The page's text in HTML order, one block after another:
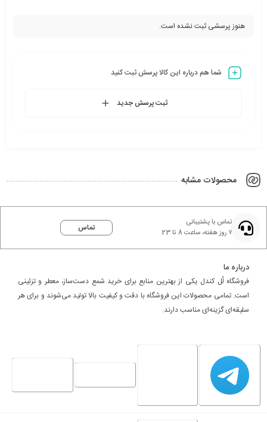
هنوز پرسشی ثبت نشده است.
شما هم درباره این کالا پرسش ثبت کنید
ثبت پرسش جدید
محصولات مشابه
تماس با پشتیبانی
۷ روز هفته، ساعت 8 تا 23
تماس
درباره ما
فروشگاه لُل کندل یکی از بهترین منابع برای خرید شمع دست‌ساز، معطر و تزئینی
است. تمامی محصولات این فروشگاه با دقت و کیفیت بالا تولید می‌شوند و برای هر
سلیقه‌ای گزینه‌ای مناسب دارند.